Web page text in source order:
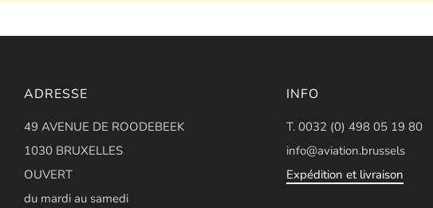
ADRESSE
49 AVENUE DE ROODEBEEK
1030 BRUXELLES
OUVERT
du mardi au samedi
INFO
T. 0032 (0) 498 05 19 80
info@aviation.brussels
Expédition et livraison